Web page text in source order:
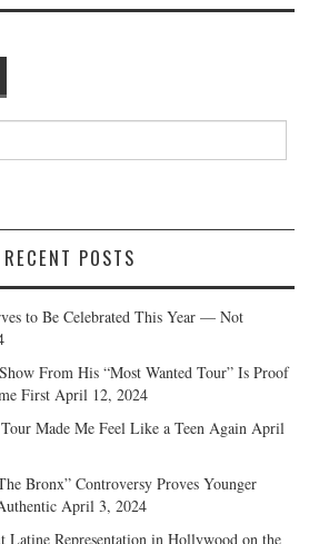
RECENT POSTS
to Be Celebrated This Year — Not
From His “Most Wanted Tour” Is Proof
First April 12, 2024
Made Me Feel Like a Teen Again April
Bronx” Controversy Proves Younger
April 3, 2024
Representation in Hollywood on the